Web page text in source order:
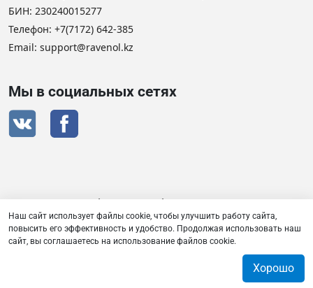
БИН: 230240015277
Телефон: +7(7172) 642-385
Email: support@ravenol.kz
Мы в социальных сетях
Сертификат дистрибьютора RAVENOL
Товарищество с ограниченной ответственностью «Плаза
Наш сайт использует файлы cookie, чтобы улучшить работу сайта,
повысить его эффективность и удобство. Продолжая использовать наш
сайт, вы соглашаетесь на использование файлов cookie.
Хорошо